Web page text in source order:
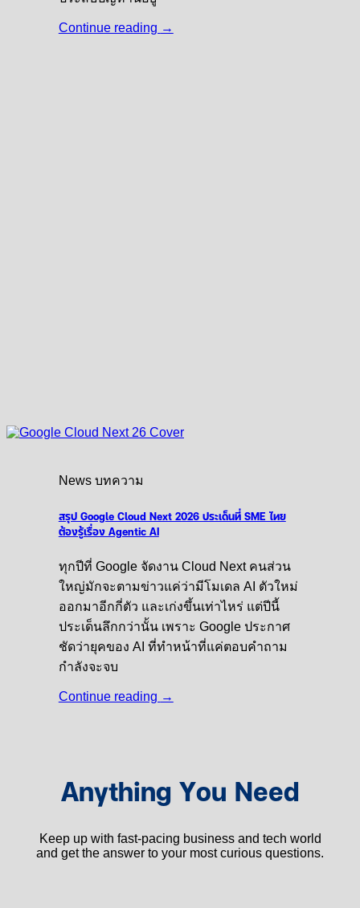
Continue reading →
News บทความ
สรุป Google Cloud Next 2026 ประเด็นที่ SME ไทย
ต้องรู้เรื่อง Agentic AI
ทุกปีที่ Google จัดงาน Cloud Next คนส่วน
ใหญ่มักจะตามข่าวแค่ว่ามีโมเดล AI ตัวใหม่
ออกมาอีกกี่ตัว และเก่งขึ้นเท่าไหร่ แต่ปีนี้
ประเด็นลึกกว่านั้น เพราะ Google ประกาศ
ชัดว่ายุคของ AI ที่ทำหน้าที่แค่ตอบคำถาม
กำลังจะจบ
Continue reading →
Anything You Need
Keep up with fast-pacing business and tech world
and get the answer to your most curious questions.